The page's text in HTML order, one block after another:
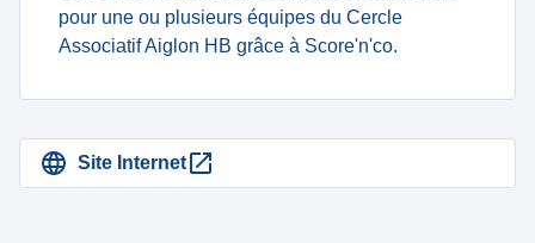
pour une ou plusieurs équipes du Cercle
Associatif Aiglon HB grâce à Score'n'co.
Site Internet